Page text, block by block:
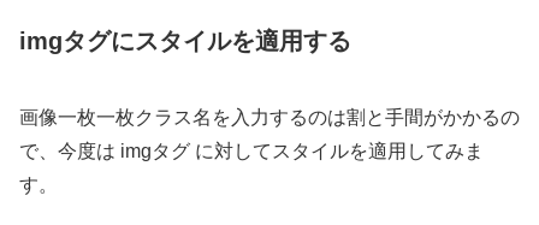
imgタグにスタイルを適用する
画像一枚一枚クラス名を入力するのは割と手間がかかるの
で、今度は imgタグ に対してスタイルを適用してみま
す。